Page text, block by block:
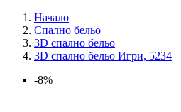
Начало
Спално бельо
3D спално бельо
3D спално бельо Игри, 5234
-8%